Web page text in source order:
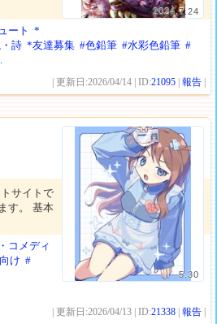
2024.7.24
ート
*
詩 *友達募集 #色鉛筆 #水彩色鉛筆 #
| 更新日:2026/04/14 | ID:21095 |報告
5.30
サイトで
す。 基本
コメディ
け #
| 更新日:2026/04/13 | ID:21338 |報告